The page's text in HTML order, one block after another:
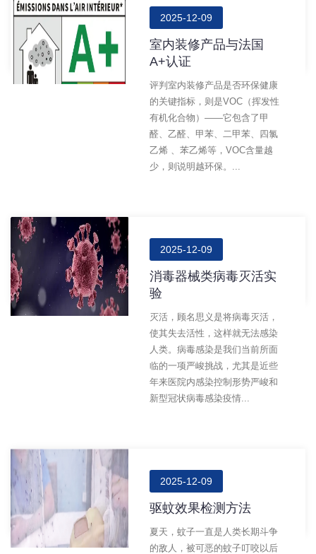
2025-12-09
室内装修产品与法国
A+认证
评判室内装修产品是否环保健康
的关键指标，则是VOC（挥发性
有机化合物）——它包含了甲
醛、乙醛、甲苯、二甲苯、四氯
乙烯 、苯乙烯等，VOC含量越
少，则说明越环保。...
2025-12-09
消毒器械类病毒灭活实
验
灭活，顾名思义是将病毒灭活，
使其失去活性，这样就无法感染
人类。病毒感染是我们当前所面
临的一项严峻挑战，尤其是近些
年来医院内感染控制形势严峻和
新型冠状病毒感染疫情...
2025-12-09
驱蚊效果检测方法
夏天，蚊子一直是人类长期斗争
的敌人，被可恶的蚊子叮咬以后